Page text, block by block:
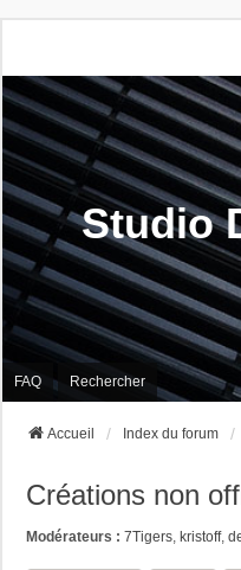
Studio
FAQ Rechercher
Accueil Index du forum
Créations non
Modérateurs : 7Tigers, kristoff,